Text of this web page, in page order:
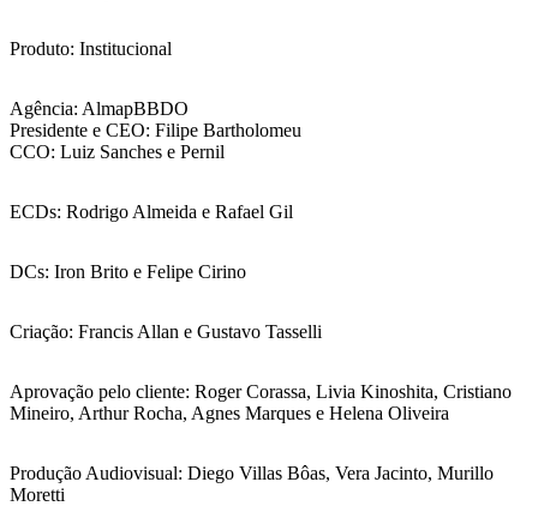
Produto: Institucional
Agência: AlmapBBDO
Presidente e CEO: Filipe Bartholomeu
CCO: Luiz Sanches e Pernil
ECDs: Rodrigo Almeida e Rafael Gil
DCs: Iron Brito e Felipe Cirino
Criação: Francis Allan e Gustavo Tasselli
Aprovação pelo cliente: Roger Corassa, Livia Kinoshita, Cristiano
Mineiro, Arthur Rocha, Agnes Marques e Helena Oliveira
Produção Audiovisual: Diego Villas Bôas, Vera Jacinto, Murillo
Moretti